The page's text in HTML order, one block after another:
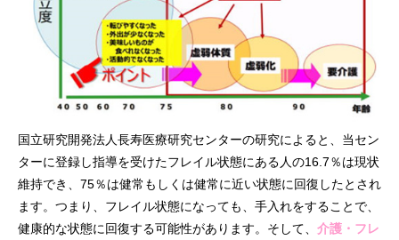
国立研究開発法人長寿医療研究センターの研究によると、当セン
ターに登録し指導を受けたフレイル状態にある人の16.7％は現状
維持でき、75％は健常もしくは健常に近い状態に回復したとされ
ます。つまり、フレイル状態になっても、手入れをすることで、
健康的な状態に回復する可能性があります。そして、 介護・フレ